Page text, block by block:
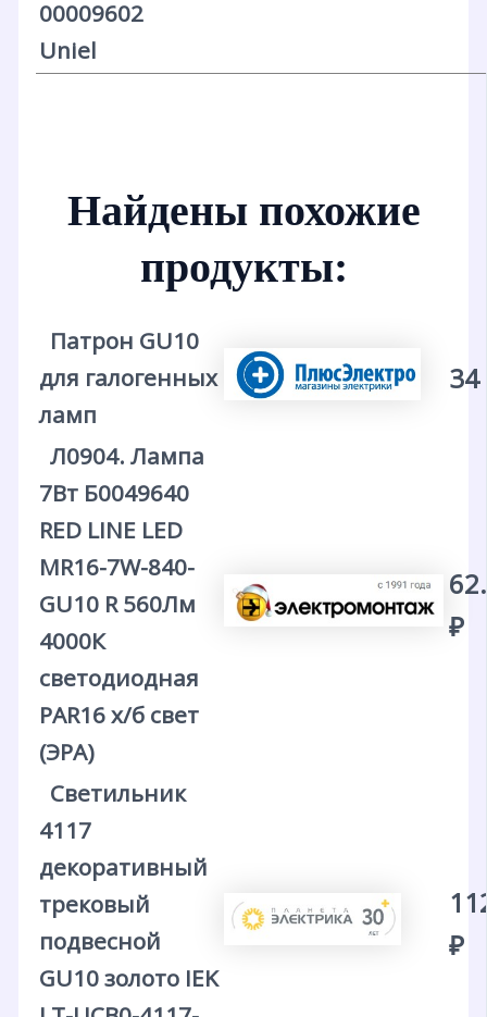
00009602
Uniel
Найдены похожие
продукты:
Патрон GU10
для галогенных
ламп
34
Л0904. Лампа
7Вт Б0049640
RED LINE LED
MR16-7W-840-
GU10 R 560Лм
4000К
светодиодная
PAR16 х/б свет
(ЭРА)
₽
Светильник
4117
декоративный
трековый
подвесной
GU10 золото IEK
₽